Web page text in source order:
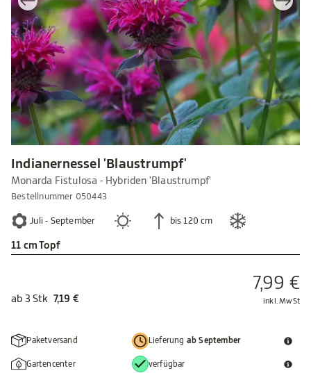
Indianernessel 'Blaustrumpf'
Monarda Fistulosa - Hybriden 'Blaustrumpf'
Bestellnummer 050443
Juli - September bis 120 cm
11 cm Topf
ab 3 Stk 7,19 €
7,99 €
inkl. MwSt
Paketversand Lieferung ab September
Gartencenter verfügbar